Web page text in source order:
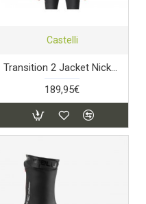
Castelli
Transition 2 Jacket Nickel Grey/Dark Grey - Silver Reflex
189,95€